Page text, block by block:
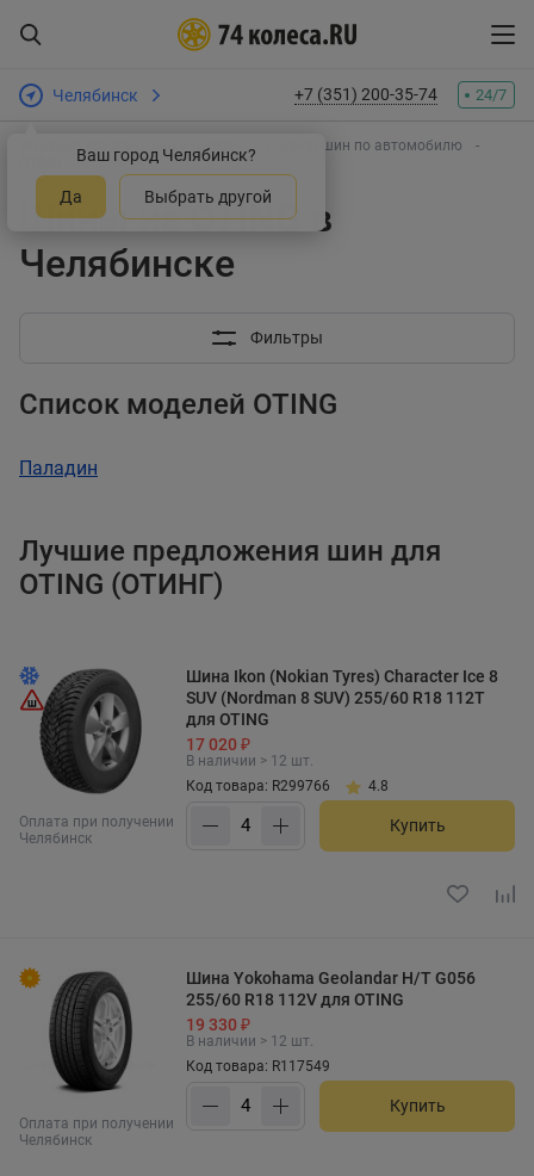
Челябинск
Ваш город Челябинск?
Да Выбрать другой
+7 (351) 200-35-74 24/7
Интернет-магазин шин и дисков
Подбор шин по автомобилю
Шины на OTING в
Челябинске
Фильтры
Список моделей OTING
Паладин
Лучшие предложения шин для
OTING (ОТИНГ)
Оплата при получении
Челябинск
Шина Ikon (Nokian Tyres) Character Ice 8
SUV (Nordman 8 SUV) 255/60 R18 112T
для OTING
17 020 ₽
В наличии > 12 шт.
Код товара: R299766
4.8
Купить
Оплата при получении
Челябинск
Шина Yokohama Geolandar H/T G056
255/60 R18 112V для OTING
19 330 ₽
В наличии > 12 шт.
Код товара: R117549
Купить